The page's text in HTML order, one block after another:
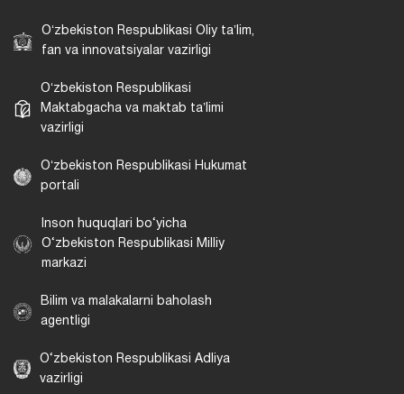
Oʻzbekiston Respublikasi Oliy taʼlim,
fan va innovatsiyalar vazirligi
Oʻzbekiston Respublikasi
Maktabgacha va maktab taʼlimi
vazirligi
Oʻzbekiston Respublikasi Hukumat
portali
Inson huquqlari bo‘yicha
O‘zbekiston Respublikasi Milliy
markazi
Bilim va malakalarni baholash
agentligi
O‘zbekiston Respublikasi Adliya
vazirligi